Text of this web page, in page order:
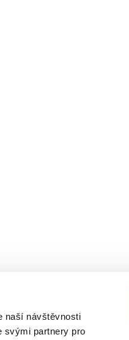
naší návštěvnosti
svými partnery pro